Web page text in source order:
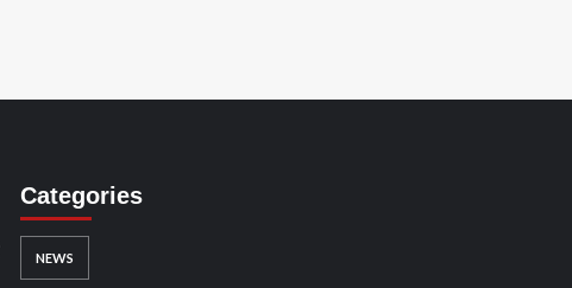
Categories
NEWS